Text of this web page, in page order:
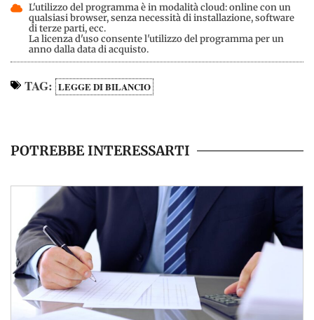
L'utilizzo del programma è in modalità cloud: online con un
qualsiasi browser, senza necessità di installazione, software
di terze parti, ecc.
La licenza d'uso consente l'utilizzo del programma per un
anno dalla data di acquisto.
TAG: LEGGE DI BILANCIO
POTREBBE INTERESSARTI